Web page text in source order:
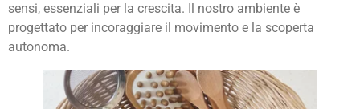
sensi, essenziali per la crescita. Il nostro ambiente è
progettato per incoraggiare il movimento e la scoperta
autonoma.